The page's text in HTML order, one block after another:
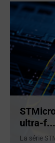
ultra-f...
La série